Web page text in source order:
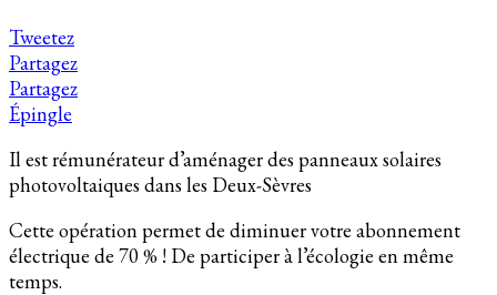
Tweetez
Partagez
Partagez
Épingle
Il est rémunérateur d’aménager des panneaux solaires
photovoltaiques dans les Deux-Sèvres
Cette opération permet de diminuer votre abonnement
électrique de 70 % ! De participer à l’écologie en même
temps.